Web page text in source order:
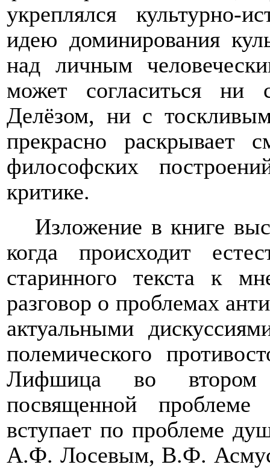
укреплялся культурно-
идею доминирования
над личным
может согласиться ни
Делёзом, ни с
прекрасно раскрывает
философских
критике.
Изложение в книге
когда происходит
старинного текста к
разговор о проблемах
актуальными
полемического
Лифшица во втором
посвященной
вступает по проблеме
А.Ф. Лосевым, В.Ф.